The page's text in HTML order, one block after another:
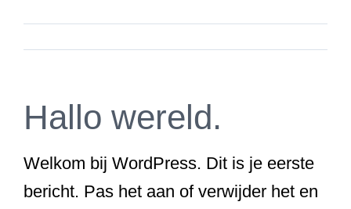
Hallo wereld.
Welkom bij WordPress. Dit is je eerste
bericht. Pas het aan of verwijder het en